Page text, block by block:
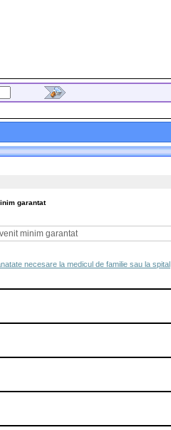
garantat
minim garantat
necesare la medicul de familie sau la spital